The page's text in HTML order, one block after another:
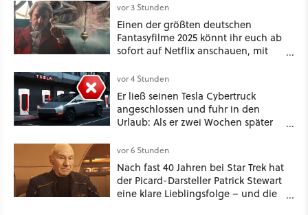
vor 3 Stunden
Einen der größten deutschen
Fantasyfilme 2025 könnt ihr euch ab
sofort auf Netflix anschauen, mit
vor 4 Stunden
Er ließ seinen Tesla Cybertruck
angeschlossen und fuhr in den
Urlaub: Als er zwei Wochen später
mehr an [Best of GameStar]
vor 6 Stunden
Nach fast 40 Jahren bei Star Trek hat
der Picard-Darsteller Patrick Stewart
eine klare Lieblingsfolge – und die